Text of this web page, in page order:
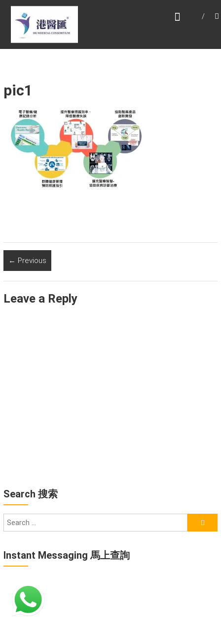
Skip
content
HONG KONG MEDICAL
CONSORTIUM LIMITED 港
醫匯
HEALTH CARE 醫健服務, GENERAL PRACTICE
Advisory Support 健康顧問及支援團隊,
郵至 Email: enquiry@hkmcgroup.com
pic1
← Previous
Leave a Reply
Search 搜索
Instant Messaging 馬上查詢